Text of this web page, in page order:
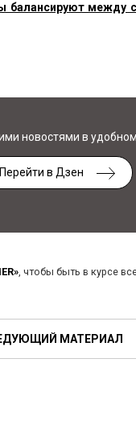
балансируют между
новостями в
Перейти в Дзен
, чтобы быть в курсе
МАТЕРИАЛ